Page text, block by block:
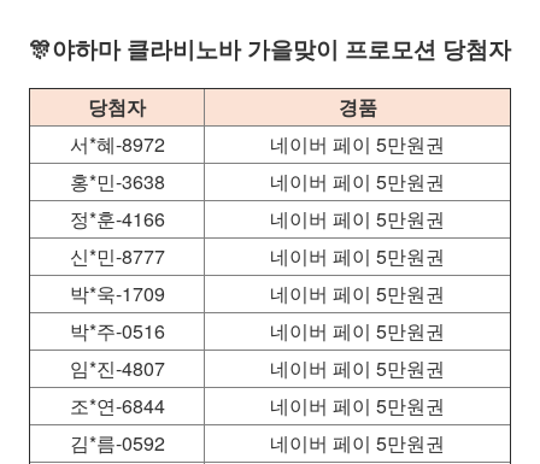
🎊야하마 클라비노바 가을맞이 프로모션 당첨자
당첨자
경품
서*혜-8972
네이버 페이 5만원권
홍*민-3638
네이버 페이 5만원권
정*훈-4166
네이버 페이 5만원권
신*민-8777
네이버 페이 5만원권
박*욱-1709
네이버 페이 5만원권
박*주-0516
네이버 페이 5만원권
임*진-4807
네이버 페이 5만원권
조*연-6844
네이버 페이 5만원권
김*름-0592
네이버 페이 5만원권